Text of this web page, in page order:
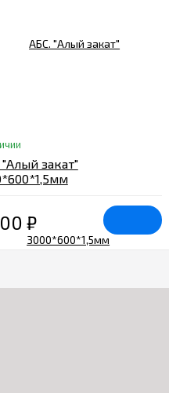
закат"
₽